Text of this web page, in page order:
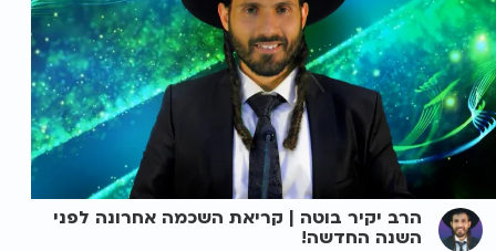
הרב יקיר בוטה | קריאת השכמה אחרונה לפני
השנה החדשה!